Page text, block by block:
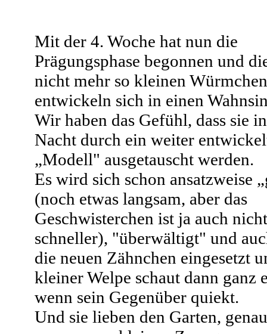
Mit der 4. Woche hat nun die
Prägungsphase begonnen und
nicht mehr so kleinen Würmchen
entwickeln sich in einen
Wir haben das Gefühl, dass sie
Nacht durch ein weiter
„Modell" ausgetauscht werden.
Es wird sich schon ansatzweise
(noch etwas langsam, aber das
Geschwisterchen ist ja auch nicht
schneller), "überwältigt" und
die neuen Zähnchen eingesetzt
kleiner Welpe schaut dann ganz
wenn sein Gegenüber quiekt.
Und sie lieben den Garten,